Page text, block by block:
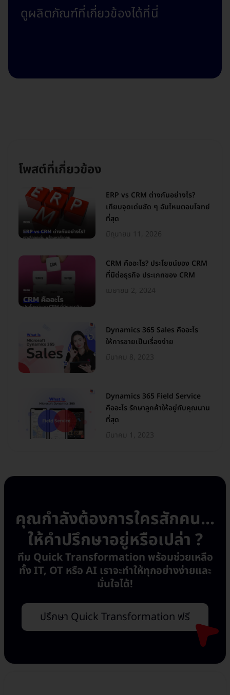
ดูผลิตภัณฑ์ที่เกี่ยวข้องได้ที่นี่
โพสต์ที่เกี่ยวข้อง
ERP vs CRM ต่างกันอย่างไร?
เทียบจุดเด่นชัด ๆ อันไหนตอบโจทย์
ที่สุด
มิถุนายน 11, 2026
CRM คืออะไร? ประโยชน์ของ CRM
ที่มีต่อธุรกิจ ประเภทของ CRM
เมษายน 2, 2024
Dynamics 365 Sales คืออะไร
ให้การขายเป็นเรื่องง่าย
มีนาคม 8, 2023
Dynamics 365 Field Service
คืออะไร รักษาลูกค้าให้อยู่กับคุณนาน
ที่สุด
มีนาคม 1, 2023
คุณกำลังต้องการใครสักคน...
ให้คำปรึกษาอยู่หรือเปล่า ?
ทีม Quick Transformation พร้อมช่วยเหลือ
ทั้ง IT, OT หรือ AI เราจะทำให้ทุกอย่างง่ายและ
มั่นใจได้!
ปรึกษา Quick Transformation ฟรี